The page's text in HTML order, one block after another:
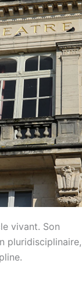
vivant. Son
pluridisciplinaire,